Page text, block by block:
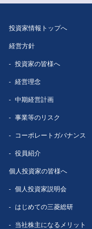
投資家情報トップへ
経営方針
投資家の皆様へ
経営理念
中期経営計画
事業等のリスク
コーポレートガバナンス
役員紹介
個人投資家の皆様へ
個人投資家説明会
はじめての三菱総研
当社株主になる メリット